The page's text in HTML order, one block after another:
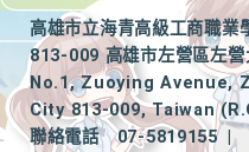
高雄市立海青高級工商職業
813-009 高雄市左營區左營
No.1, Zuoying Avenue,
City 813-009, Taiwan
聯絡電話
07-5819155
|